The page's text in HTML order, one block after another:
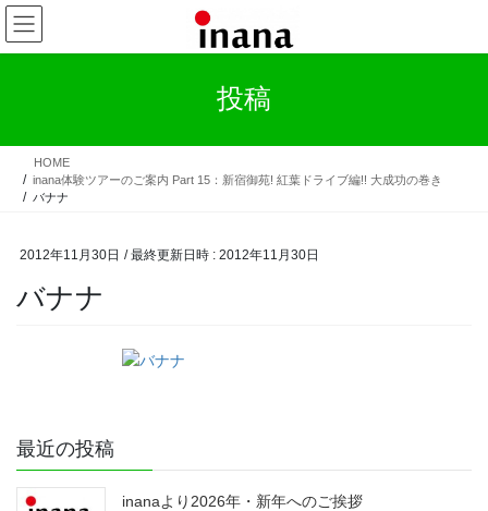
コ
ン
テ
ス
ナ
ビ
ゲ
ン
投稿
HOME
inana体験ツアーのご案内 Part 15：新宿御苑! 紅葉ドライブ編!! 大成功の巻き
バナナ
2012年11月30日 / 最終更新日時 : 2012年11月30日
バナナ
最近の投稿
inanaより2026年・新年へのご挨拶